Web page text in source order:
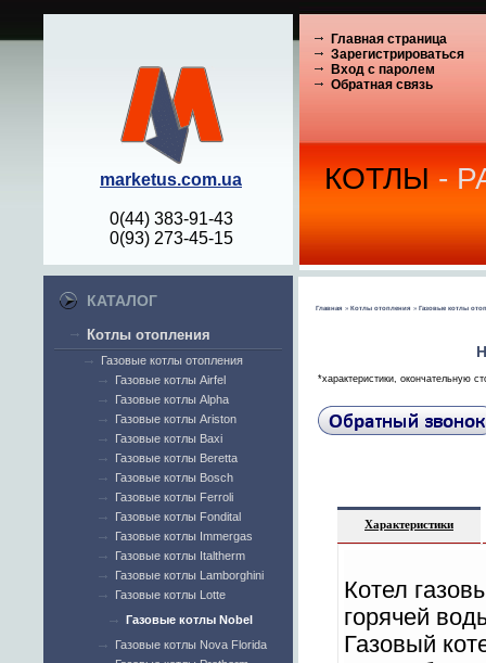
marketus.com.ua
0(44) 383-91-43
0(93) 273-45-15
КОТЛЫ -
Главная страница
Зарегистрироваться
Вход с паролем
Обратная связь
КАТАЛОГ
Котлы отопления
Газовые котлы отопления
Газовые котлы Airfel
Газовые котлы Alpha
Газовые котлы Ariston
Газовые котлы Baxi
Газовые котлы Beretta
Газовые котлы Bosch
Газовые котлы Ferroli
Газовые котлы Fondital
Газовые котлы Immergas
Газовые котлы Italtherm
Газовые котлы Lamborghini
Газовые котлы Lotte
Газовые котлы Nobel
Газовые котлы Nova Florida
Главная » Котлы отопления » Газовые котлы
*характеристики, окончательную
Характеристики
Котел
горячей
Газовый